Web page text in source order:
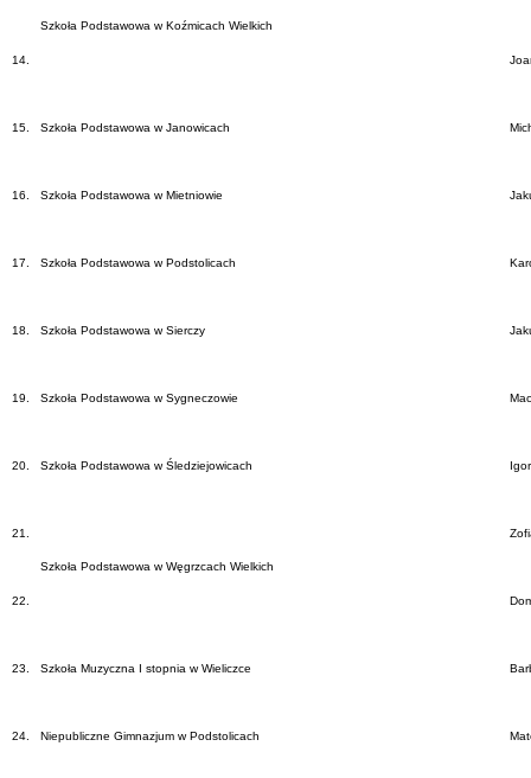
Szkoła Podstawowa w Koźmicach Wielkich
14.
15. Szkoła Podstawowa w Janowicach
16. Szkoła Podstawowa w Mietniowie
17. Szkoła Podstawowa w Podstolicach
18. Szkoła Podstawowa w Sierczy
19. Szkoła Podstawowa w Sygneczowie
20. Szkoła Podstawowa w Śledziejowicach
21.
Szkoła Podstawowa w Węgrzcach Wielkich
22.
23. Szkoła Muzyczna I stopnia w Wieliczce
24. Niepubliczne Gimnazjum w Podstolicach